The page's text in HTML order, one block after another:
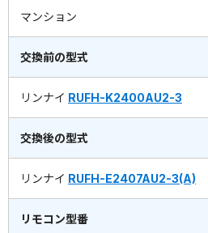
マンション
交換前の型式
リンナイ RUFH-K2400AU2-3
交換後の型式
リンナイ RUFH-E2407AU2-3(A)
リモコン型番